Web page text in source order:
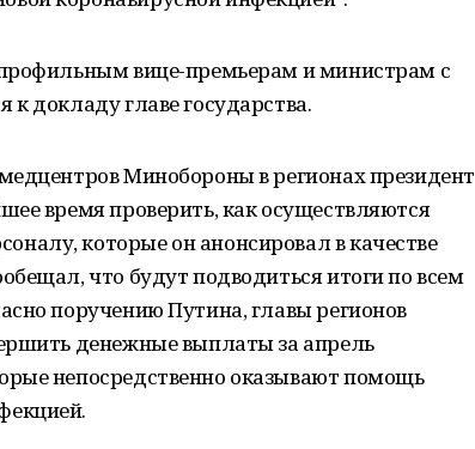
вице-премьерам и министрам с
к докладу главе государства.
Минобороны в регионах президент
время проверить, как осуществляются
которые он анонсировал в качестве
что будут подводиться итоги по всем
поручению Путина, главы регионов
денежные выплаты за апрель
непосредственно оказывают помощь